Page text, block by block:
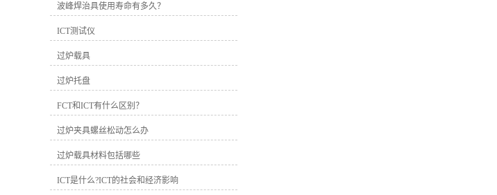
研发、生产、销售、服务于一体的高科
球市场。经过10多年的不断努力，以优
质的产品及良好的团队服务赢得了客户
的信赖与支持。深圳工厂研发生产的ICT
在线测试仪系列产品推出以来，以稳定
的性能、简捷的操作的检测能力及速
度，获得了客户的认可及推崇，公司已
取得了长足的发展，分别在深圳、东
莞、昆山、温州设立了工厂和分公司，
工厂主要生产销售ICT测试治具、过锡炉
治具、波峰焊治具、功能治具、老化台
车、寿命测试机以及非标自动化设备。
波峰焊治具使用寿命有多久？
ICT测试仪
过炉载具
过炉托盘
FCT和ICT有什么区别？
过炉夹具螺丝松动怎么办
过炉载具材料包括哪些
ICT是什么?ICT的社会和经济影响